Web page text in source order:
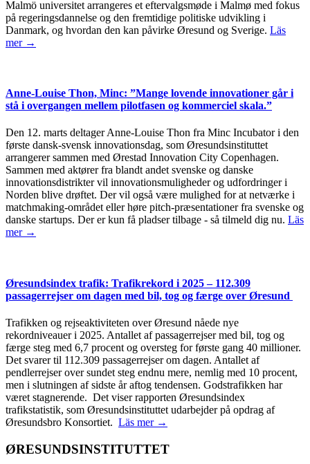
Malmö universitet arrangeres et eftervalgsmøde i Malmø med fokus
på regeringsdannelse og den fremtidige politiske udvikling i
Danmark, og hvordan den kan påvirke Øresund og Sverige. Läs
mer →
Anne-Louise Thon, Minc: ”Mange lovende innovationer går i
stå i overgangen mellem pilotfasen og kommerciel skala.”
Den 12. marts deltager Anne-Louise Thon fra Minc Incubator i den
første dansk-svensk innovationsdag, som Øresundsinstituttet
arrangerer sammen med Ørestad Innovation City Copenhagen.
Sammen med aktører fra blandt andet svenske og danske
innovationsdistrikter vil innovationsmuligheder og udfordringer i
Norden blive drøftet. Der vil også være mulighed for at netværke i
matchmaking-området eller høre pitch-præsentationer fra svenske og
danske startups. Der er kun få pladser tilbage - så tilmeld dig nu. Läs
mer →
Øresundsindex trafik: Trafikrekord i 2025 – 112.309
passagerrejser om dagen med bil, tog og færge over Øresund
Trafikken og rejseaktiviteten over Øresund nåede nye
rekordniveauer i 2025. Antallet af passagerrejser med bil, tog og
færge steg med 6,7 procent og oversteg for første gang 40 millioner.
Det svarer til 112.309 passagerrejser om dagen. Antallet af
pendlerrejser over sundet steg endnu mere, nemlig med 10 procent,
men i slutningen af sidste år aftog tendensen. Godstrafikken har
været stagnerende. Det viser rapporten Øresundsindex
trafikstatistik, som Øresundsinstituttet udarbejder på opdrag af
Øresundsbro Konsortiet. Läs mer →
ØRESUNDSINSTITUTTET